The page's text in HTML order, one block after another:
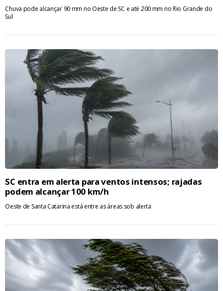
Chuva pode alcançar 90 mm no Oeste de SC e até 200 mm no Rio Grande do
Sul
SC entra em alerta para ventos intensos; rajadas
podem alcançar 100 km/h
Oeste de Santa Catarina está entre as áreas sob alerta